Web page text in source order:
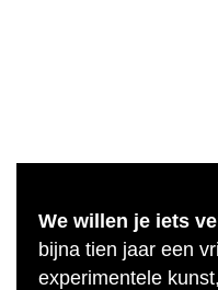
We willen je iets
bijna tien jaar een
experimentele